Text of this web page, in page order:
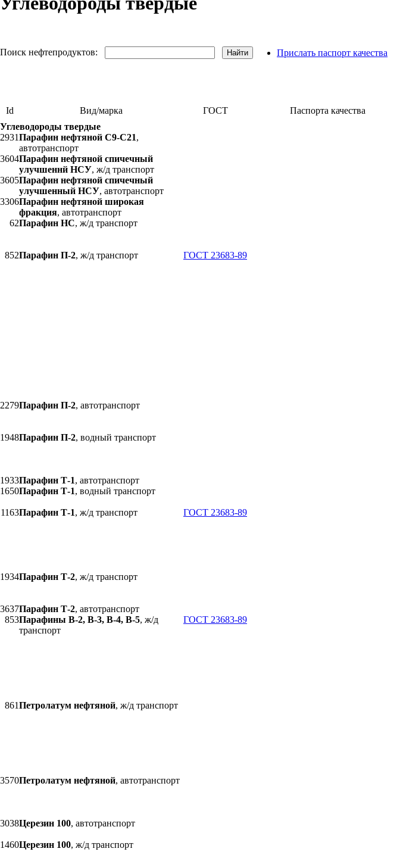
Поиск нефтепродуктов: Прислать паспорт качества
Id
Вид/марка ГОСТ Паспорта качества
Углеводороды твердые
2931Парафин нефтяной С9-С21,
автотранспорт
3604Парафин нефтяной спичечный
улучшеннй НСУ, ж/д транспорт
3605Парафин нефтяной спичечный
улучшенный НСУ, автотранспорт
3306Парафин нефтяной широкая
фракция, автотранспорт
62Парафин НС, ж/д транспорт
852Парафин П-2, ж/д транспорт ГОСТ 23683-89
2279Парафин П-2, автотранспорт
1948Парафин П-2, водный транспорт
1933Парафин Т-1, автотранспорт
1650Парафин Т-1, водный транспорт
1163Парафин Т-1, ж/д транспорт ГОСТ 23683-89
1934Парафин Т-2, ж/д транспорт
3637Парафин Т-2, автотранспорт
853Парафины В-2, В-3, В-4, В-5, ж/д
транспорт
ГОСТ 23683-89
861Петролатум нефтяной, ж/д транспорт
3570Петролатум нефтяной, автотранспорт
3038Церезин 100, автотранспорт
1460Церезин 100, ж/д транспорт